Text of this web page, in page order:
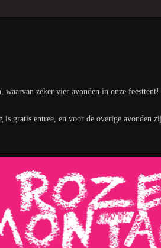
zeker vier avonden in onze
entree, en voor de overige avonden